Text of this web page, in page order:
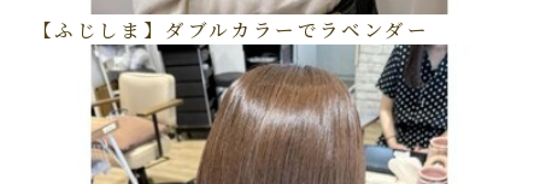
【ふじしま】ダブルカラーでラベンダー